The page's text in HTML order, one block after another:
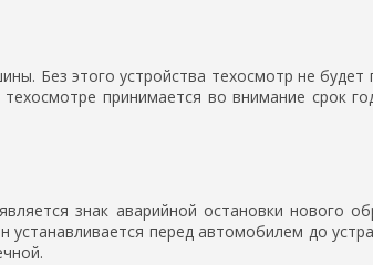
Без этого устройства техосмотр не
принимается во внимание срок
знак аварийной остановки нового
перед автомобилем до